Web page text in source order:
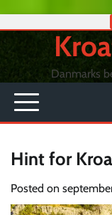
content
Danmarks
Hint for
Posted on